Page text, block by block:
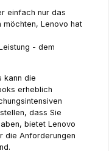
einfach nur das
möchten, Lenovo hat
- dem
kann die
erheblich
dass Sie
bietet Lenovo
die Anforderungen